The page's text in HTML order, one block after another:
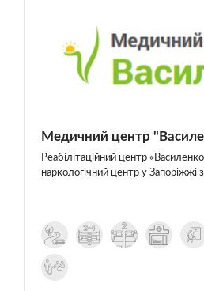
Медичний центр
Реабілітаційний центр
наркологічний центр у Запоріжжі